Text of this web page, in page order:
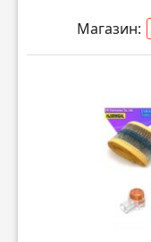
Магазин: